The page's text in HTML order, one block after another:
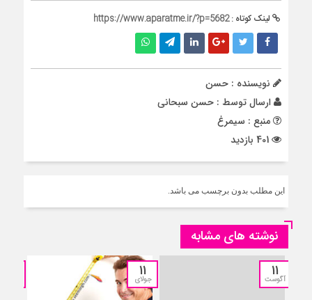
لینک کوتاه :https://www.aparatme.ir/?p=5682
نویسنده : حسن
ارسال توسط : حسن سبحانی
منبع : سیمرغ
این مطلب بدون برچسب می باشد.
نوشته های مشابه
11
آگوست 11
جولای